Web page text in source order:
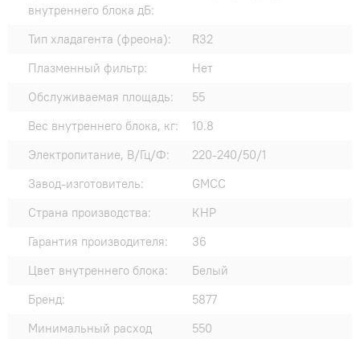
внутреннего блока дБ:
Тип хладагента (фреона):
R32
Плазменный фильтр:
Нет
Обслуживаемая площадь:
55
Вес внутреннего блока, кг:
10.8
Электропитание, В/Гц/Ф:
220-240/50/1
Завод-изготовитель:
GMCC
Страна производства:
КНР
Гарантия производителя:
36
Цвет внутреннего блока:
Белый
Бренд:
5877
Минимальный расход
550